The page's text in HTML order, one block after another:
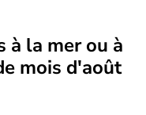
à la mer ou à
mois d'août